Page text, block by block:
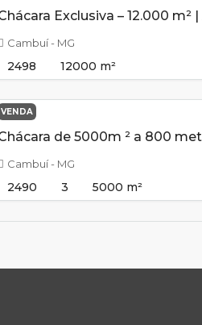
Cambuí - MG
2498 12000 m²
VENDA
Cambuí - MG
2490 3 5000 m²